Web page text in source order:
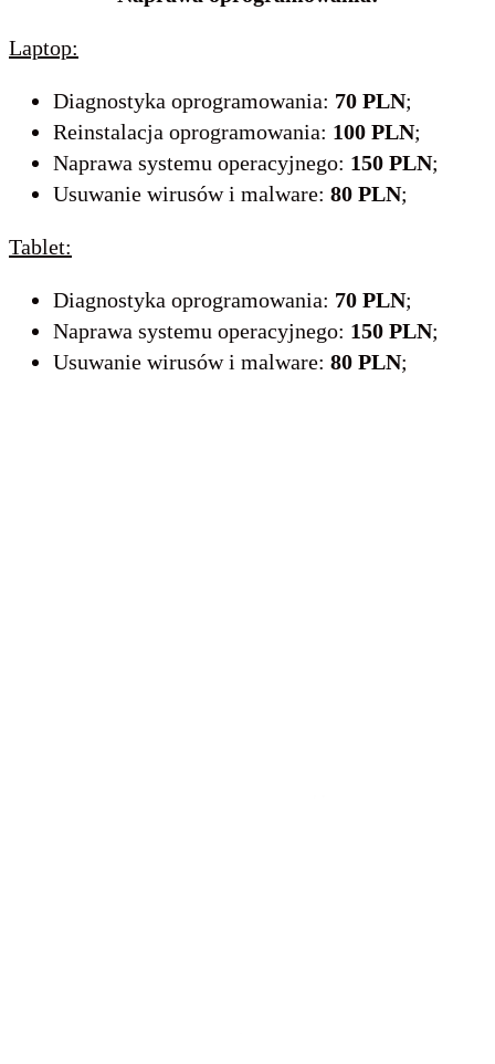
Laptop:
Diagnostyka oprogramowania: 70 PLN;
Reinstalacja oprogramowania: 100 PLN;
Naprawa systemu operacyjnego: 150 PLN;
Usuwanie wirusów i malware: 80 PLN;
Tablet:
Diagnostyka oprogramowania: 70 PLN;
Naprawa systemu operacyjnego: 150 PLN;
Usuwanie wirusów i malware: 80 PLN;